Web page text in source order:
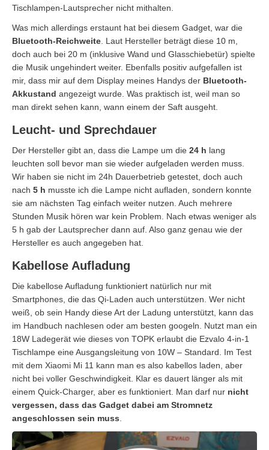
Tischlampen-Lautsprecher nicht mithalten.
Was mich allerdings erstaunt hat bei diesem Gadget, war die
Bluetooth-Reichweite . Laut Hersteller beträgt diese 10 m,
doch auch bei 20 m (inklusive Wand und Glasschiebetür) spielte
die Musik ungehindert weiter. Ebenfalls positiv aufgefallen ist
mir, dass mir auf dem Display meines Handys der Bluetooth-
Akkustand angezeigt wurde. Was praktisch ist, weil man so
man direkt sehen kann, wann einem der Saft ausgeht.
Leucht- und Sprechdauer
Der Hersteller gibt an, dass die Lampe um die 24 h lang
leuchten soll bevor man sie wieder aufgeladen werden muss.
Wir haben sie nicht im 24h Dauerbetrieb getestet, doch auch
nach 5 h musste ich die Lampe nicht aufladen, sondern konnte
sie am nächsten Tag einfach weiter nutzen. Auch mehrere
Stunden Musik hören war kein Problem. Nach etwas weniger als
5 h gab der Lautsprecher dann auf. Also ganz genau wie der
Hersteller es auch angegeben hat.
Kabellose Aufladung
Die kabellose Aufladung funktioniert natürlich nur mit
Smartphones, die das Qi-Laden auch unterstützen. Wer nicht
weiß, ob sein Handy diese Art der Ladung unterstützt, kann das
im Handbuch nachlesen oder am besten googeln. Nutzt man ein
18W Ladegerät wie dieses von TOPK erlaubt die Ezvalo 4-in-1
Tischlampe eine Ausgangsleitung von 10W – Standard. Im Test
mit dem Xiaomi Mi 11 kann man es also kabellos laden, aber
nicht bei voller Geschwindigkeit. Klar es dauert länger als mit
einem Quick-Charger, aber es funktioniert. Man darf nur nicht
vergessen, dass das Gadget dabei am Stromnetz
angeschlossen sein muss